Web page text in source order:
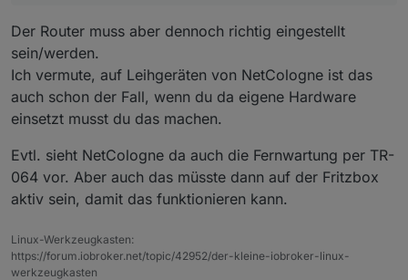
Der Router muss aber dennoch richtig eingestellt
sein/werden.
Ich vermute, auf Leihgeräten von NetCologne ist das
auch schon der Fall, wenn du da eigene Hardware
einsetzt musst du das machen.
Evtl. sieht NetCologne da auch die Fernwartung per TR-
064 vor. Aber auch das müsste dann auf der Fritzbox
aktiv sein, damit das funktionieren kann.
Linux-Werkzeugkasten:
https://forum.iobroker.net/topic/42952/der-kleine-iobroker-linux-
werkzeugkasten